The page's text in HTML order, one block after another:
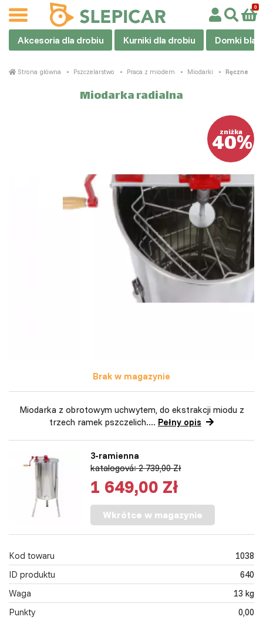
Akcesoria dla drobiu Kurniki dla drobiu Domki
Strona główna Pszczelarstwo Praca z miodem Miodarki Ręczne
Miodarka radialna
zniżka
40%
Brak w magazynie
Miodarka z obrotowym uchwytem, do ekstrakcji miodu z
trzech ramek pszczelich.... Pełny opis
3-ramienna
katalogová: 2 739,00 Zł
1 649,00 Zł
Wkrótce w magazynie
Kod towaru
1038
ID produktu
640
Waga
13 kg
Punkty
0,00